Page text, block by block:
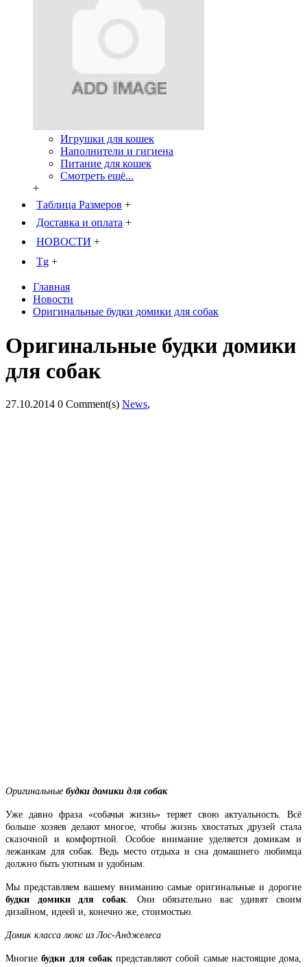
Игрушки для кошек
Наполнители и гигиена
Питание для кошек
Смотреть ещё...
+
Таблица Размеров +
Доставка и оплата +
НОВОСТИ +
Tg +
Главная
Новости
Оригинальные будки домики для собак
Оригинальные будки домики
для собак
27.10.2014 0 Comment(s) News,
Оригинальные будки домики для собак
Уже давно фраза «собачья жизнь» теряет свою актуальность. Всё
больше хозяев делают многое, чтобы жизнь хвостатых друзей стала
сказочной и комфортной. Особое внимание уделяется домикам и
лежанкам для собак. Ведь место отдыха и сна домашнего любимца
должно быть уютным и удобным.
Мы представляем вашему вниманию самые оригинальные и дорогие
будки домики для собак. Они обязательно вас удивят своим
дизайном, идеей и, конечно же, стоимостью.
Домик класса люкс из Лос-Анджелеса
Многиебудки для собакпредставляют собой самые настоящие дома,